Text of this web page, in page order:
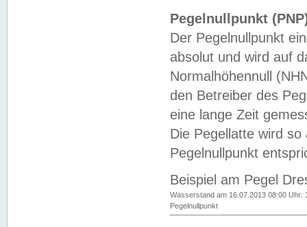
Pegelnullpunkt
Der Pegelnullpunkt
absolut und wird auf
Normalhöhennull
den Betreiber des
eine lange Zeit
Die Pegellatte wird
Pegelnullpunkt
Beispiel am Pegel
Wasserstand am 16.07.2013 08:00 Uhr:
Pegelnullpunkt